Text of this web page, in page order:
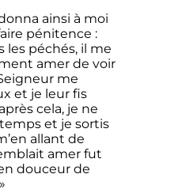
ainsi à moi
pénitence :
les péchés, il me
amer de voir
me
et je leur fis
cela, je ne
et je sortis
allant de
amer fut
douceur de